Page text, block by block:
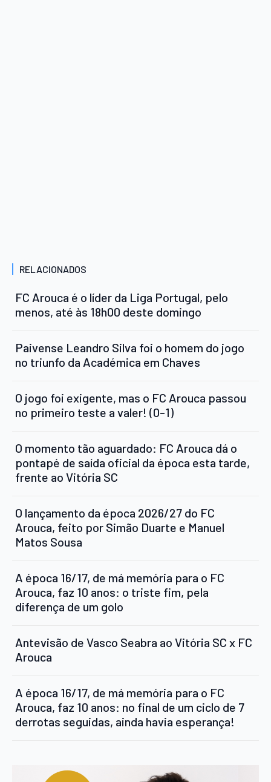
RELACIONADOS
FC Arouca é o líder da Liga Portugal, pelo
menos, até às 18h00 deste domingo
Paivense Leandro Silva foi o homem do jogo
no triunfo da Académica em Chaves
O jogo foi exigente, mas o FC Arouca passou
no primeiro teste a valer! (0-1)
O momento tão aguardado: FC Arouca dá o
pontapé de saída oficial da época esta tarde,
frente ao Vitória SC
O lançamento da época 2026/27 do FC
Arouca, feito por Simão Duarte e Manuel
Matos Sousa
A época 16/17, de má memória para o FC
Arouca, faz 10 anos: o triste fim, pela
diferença de um golo
Antevisão de Vasco Seabra ao Vitória SC x FC
Arouca
A época 16/17, de má memória para o FC
Arouca, faz 10 anos: no final de um ciclo de 7
derrotas seguidas, ainda havia esperança!